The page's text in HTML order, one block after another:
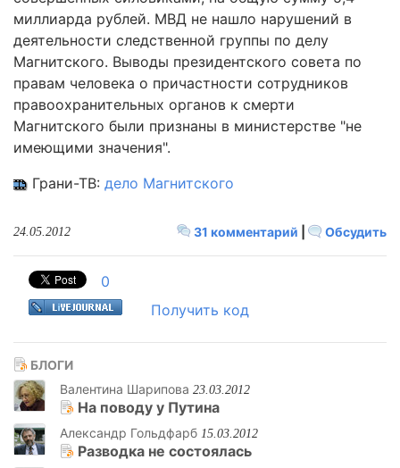
миллиарда рублей. МВД не нашло нарушений в
деятельности следственной группы по делу
Магнитского. Выводы президентского совета по
правам человека о причастности сотрудников
правоохранительных органов к смерти
Магнитского были признаны в министерстве "не
имеющими значения".
Грани-ТВ: дело Магнитского
31 комментарий Обсудить
24.05.2012
0
Получить код
БЛОГИ
Валентина Шарипова 23.03.2012
На поводу у Путина
Александр Гольдфарб 15.03.2012
Разводка не состоялась